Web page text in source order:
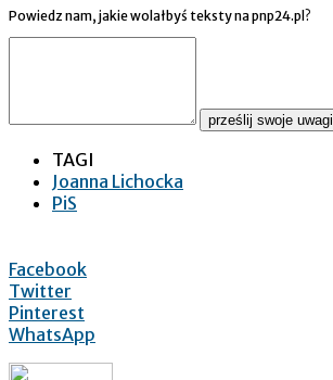
Powiedz nam, jakie wolałbyś teksty na pnp24.pl?
prześlij swoje uwagi
TAGI
Joanna Lichocka
PiS
Facebook
Twitter
Pinterest
WhatsApp